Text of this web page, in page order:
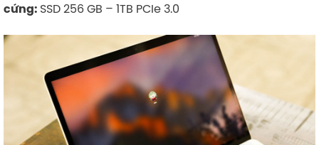
cứng: SSD 256 GB – 1TB PCIe 3.0